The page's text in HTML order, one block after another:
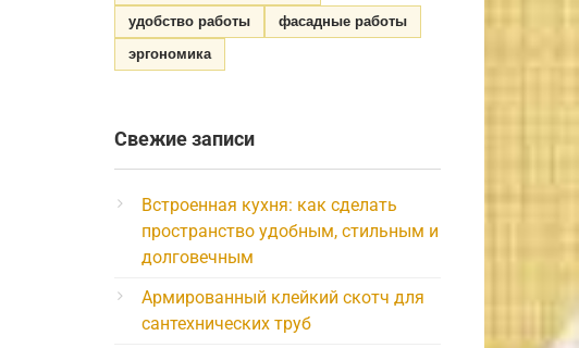
удобство работы
фасадные работы
эргономика
Свежие записи
Встроенная кухня: как сделать
пространство удобным, стильным и
долговечным
Армированный клейкий скотч для
сантехнических труб